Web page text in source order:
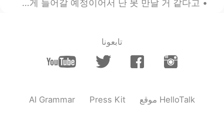
Anna
2021.01.02 05:12
and I definitely enjoyed the day with you.
Thank you for hanging out with us during
your precious vacation.🕺🍾 I want to visit
Kaori
2021.01.02 04:46
어젯밤 갑자기 친구들한테 연락이 와서 우리 동네 근처로 온다고 나와서 만나자고 했는데 어제는 일 때문에 조금 먼데로 가고 집에 늦게 들어갈 예정이어서 난 못 만날 거 같다고 ...
تابعونا
AI Grammar Press Kit موقع HelloTalk